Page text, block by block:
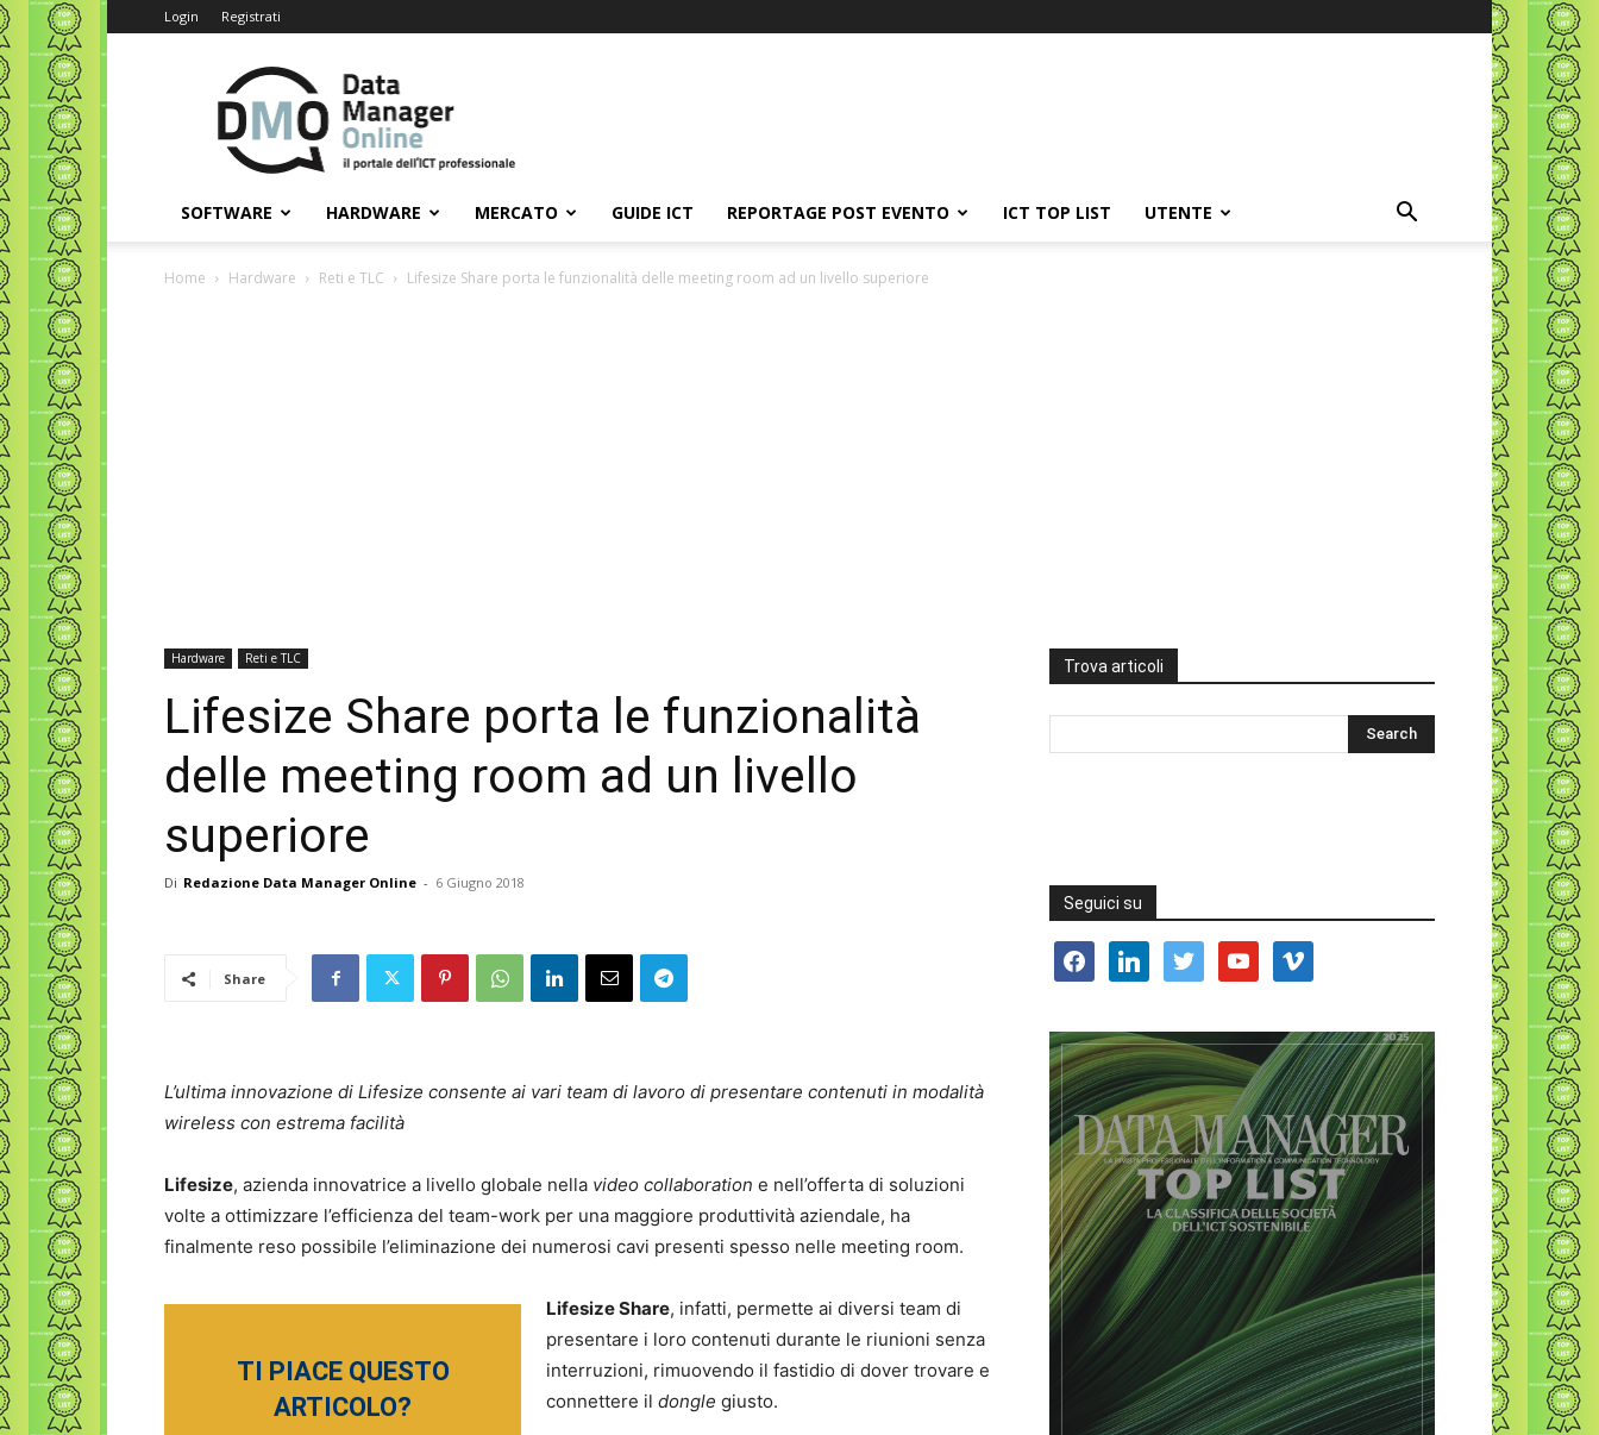
Login Registrati
Data
Manager
Online
SOFTWARE HARDWARE MERCATO GUIDE ICT REPORTAGE POST EVENTO ICT TOP LIST UTENTE
Home Hardware Reti e TLC Lifesize Share porta le funzionalità delle meeting room ad un livello superiore
Hardware Reti e TLC
Lifesize Share porta le funzionalità
delle meeting room ad un livello
superiore
Di Redazione Data Manager Online - 6 Giugno 2018
Share
L’ultima innovazione di Lifesize consente ai vari team di lavoro di presentare contenuti in modalità
wireless con estrema facilità
Lifesize, azienda innovatrice a livello globale nella video collaboration e nell’offerta di soluzioni
volte a ottimizzare l’efficienza del team-work per una maggiore produttività aziendale, ha
finalmente reso possibile l’eliminazione dei numerosi cavi presenti spesso nelle meeting room.
TI PIACE QUESTO
ARTICOLO?
Lifesize Share, infatti, permette ai diversi team di
presentare i loro contenuti durante le riunioni senza
interruzioni, rimuovendo il fastidio di dover trovare e
connettere il dongle giusto.
Trova articoli
Seguici su
facebooklinkedin twitter youtube vimeo